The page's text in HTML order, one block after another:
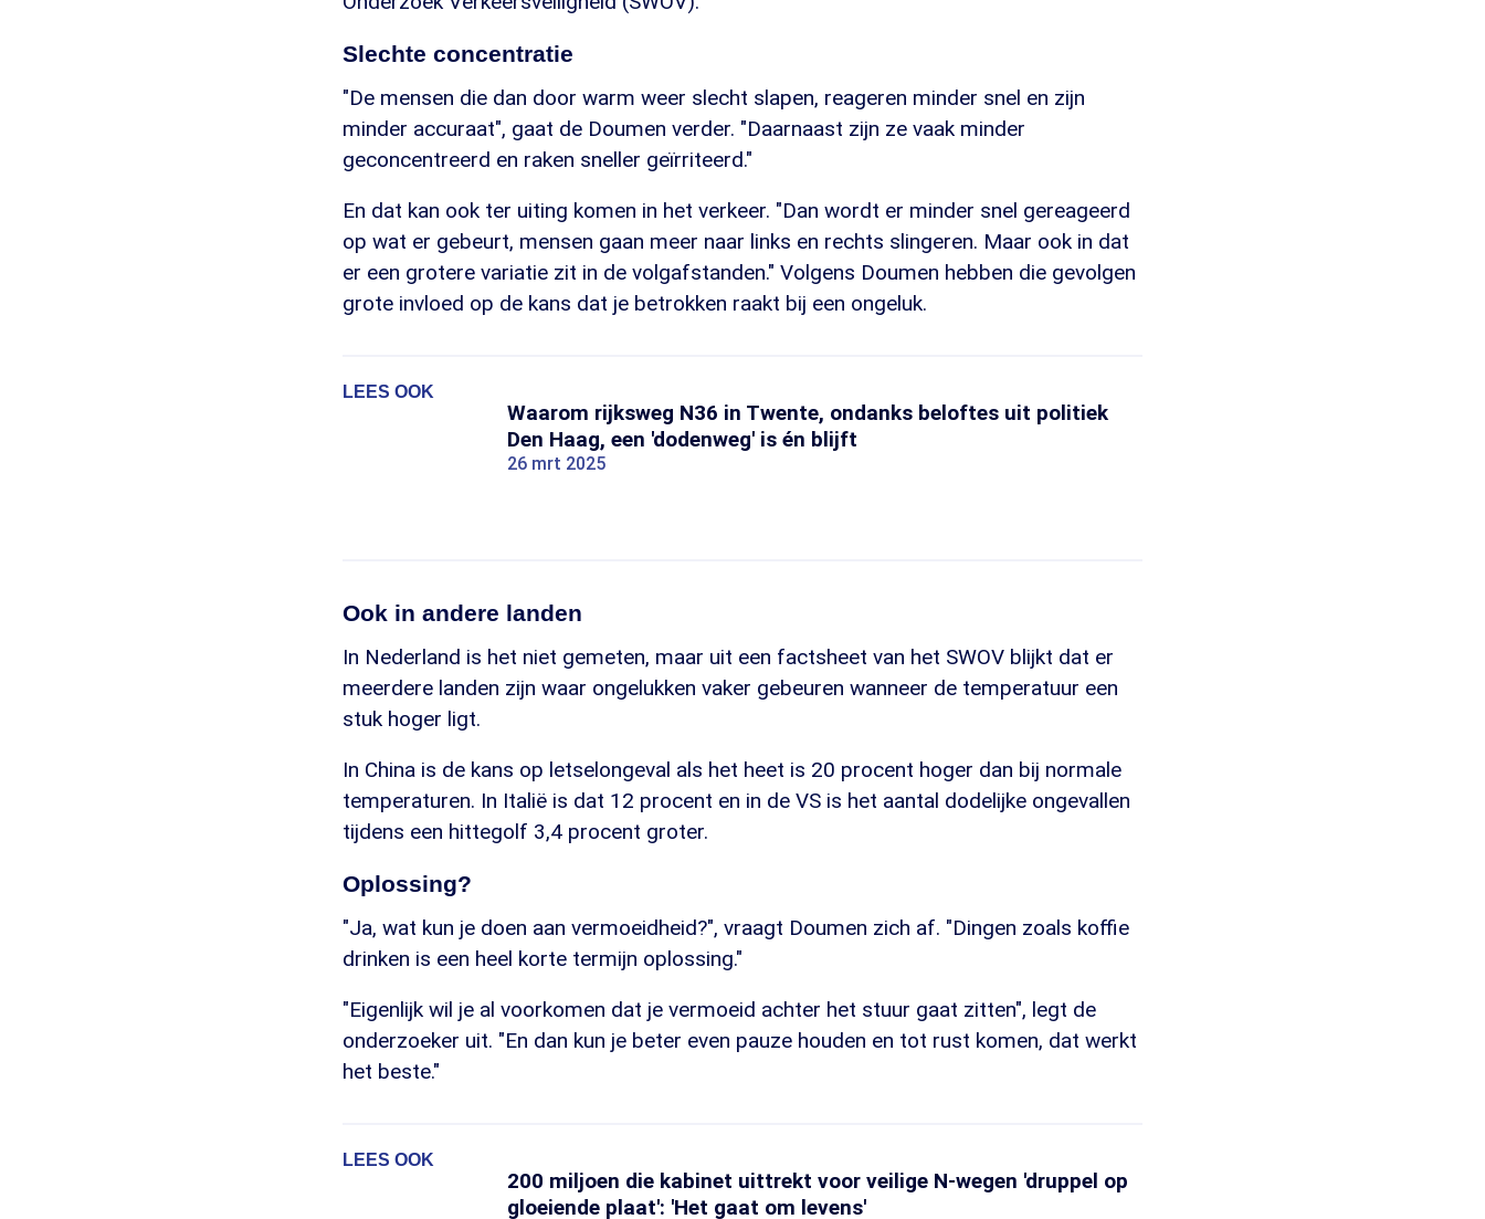
Slechte concentratie
"De mensen die dan door warm weer slecht slapen, reageren minder snel en zijn
minder accuraat", gaat de Doumen verder. "Daarnaast zijn ze vaak minder
geconcentreerd en raken sneller geïrriteerd."
En dat kan ook ter uiting komen in het verkeer. "Dan wordt er minder snel gereageerd
op wat er gebeurt, mensen gaan meer naar links en rechts slingeren. Maar ook in dat
er een grotere variatie zit in de volgafstanden." Volgens Doumen hebben die gevolgen
grote invloed op de kans dat je betrokken raakt bij een ongeluk.
LEES OOK
Waarom rijksweg N36 in Twente, ondanks beloftes uit politiek
Den Haag, een 'dodenweg' is én blijft
26 mrt 2025
Ook in andere landen
In Nederland is het niet gemeten, maar uit een factsheet van het SWOV blijkt dat er
meerdere landen zijn waar ongelukken vaker gebeuren wanneer de temperatuur een
stuk hoger ligt.
In China is de kans op letselongeval als het heet is 20 procent hoger dan bij normale
temperaturen. In Italië is dat 12 procent en in de VS is het aantal dodelijke ongevallen
tijdens een hittegolf 3,4 procent groter.
Oplossing?
"Ja, wat kun je doen aan vermoeidheid?", vraagt Doumen zich af. "Dingen zoals koffie
drinken is een heel korte termijn oplossing."
"Eigenlijk wil je al voorkomen dat je vermoeid achter het stuur gaat zitten", legt de
onderzoeker uit. "En dan kun je beter even pauze houden en tot rust komen, dat werkt
het beste."
LEES OOK
200 miljoen die kabinet uittrekt voor veilige N-wegen 'druppel op
gloeiende plaat': 'Het gaat om levens'